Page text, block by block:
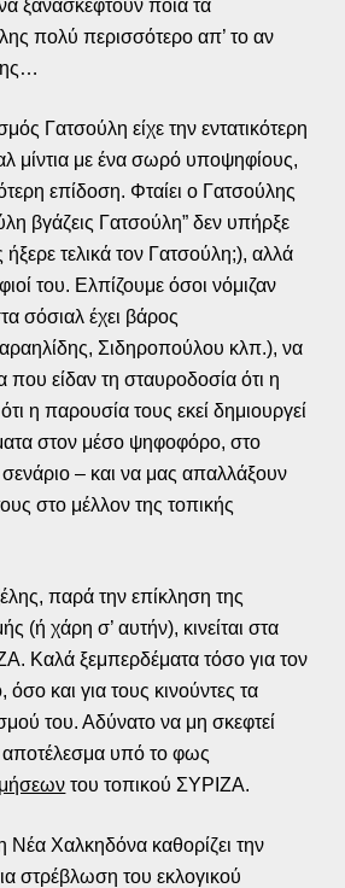
ξανασκεφτούν ποια τα
πολύ περισσότερο απ’ το αν
Γατσούλη είχε την εντατικότερη
μίντια με ένα σωρό υποψηφίους,
επίδοση. Φταίει ο Γατσούλης
βγάζεις Γατσούλη” δεν υπήρξε
ήξερε τελικά τον Γατσούλη;), αλλά
του. Ελπίζουμε όσοι νόμιζαν
σόσιαλ έχει βάρος
Σιδηροπούλου κλπ.), να
που είδαν τη σταυροδοσία ότι η
η παρουσία τους εκεί δημιουργεί
στον μέσο ψηφοφόρο, στο
σενάριο – και να μας απαλλάξουν
στο μέλλον της τοπικής
παρά την επίκληση της
(ή χάρη σ’ αυτήν), κινείται στα
Καλά ξεμπερδέματα τόσο για τον
και για τους κινούντες τα
του. Αδύνατο να μη σκεφτεί
αποτέλεσμα υπό το φως
του τοπικού ΣΥΡΙΖΑ.
Νέα Χαλκηδόνα καθορίζει την
στρέβλωση του εκλογικού